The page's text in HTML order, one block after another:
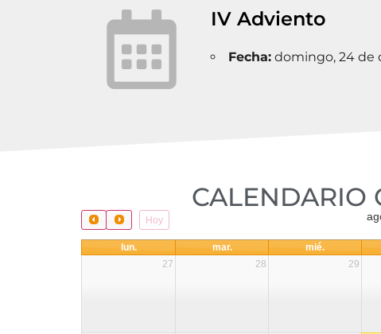
IV Adviento
Fecha:domingo, 24 de
CALENDARIO
Hoy
lun. mar. mié.
27
28 29